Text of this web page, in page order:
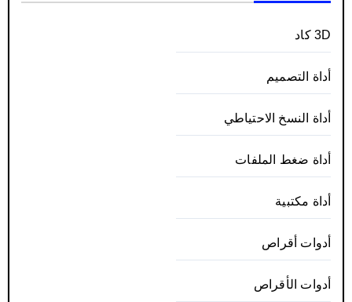
3D كاد
أداة التصميم
أداة النسخ الاحتياطي
أداة ضغط الملفات
أداة مكتبية
أدوات أقراص
أدوات الأقراص